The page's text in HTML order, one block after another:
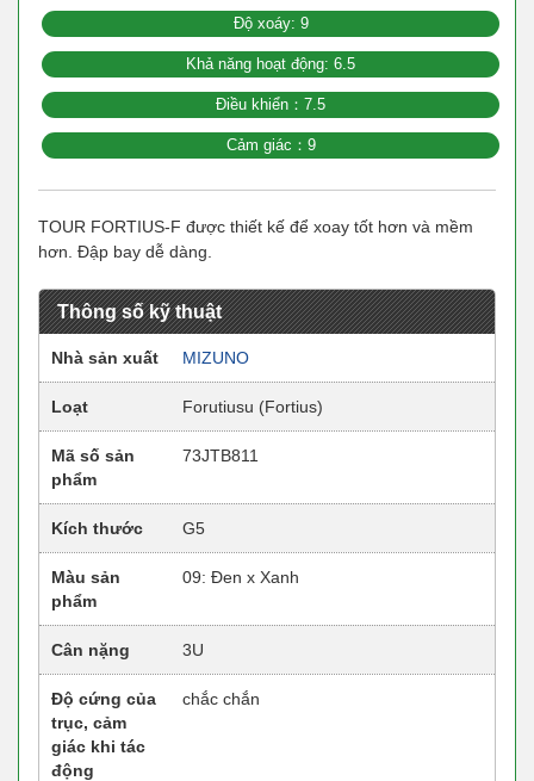
Độ xoáy: 9
Khả năng hoạt động: 6.5
Điều khiển：7.5
Cảm giác：9
TOUR FORTIUS-F được thiết kế để xoay tốt hơn và mềm
hơn. Đập bay dễ dàng.
Thông số kỹ thuật
Nhà sản xuất MIZUNO
Loạt Forutiusu (Fortius)
Mã số sản
phẩm
73JTB811
Kích thước G5
Màu sản
phẩm
09: Đen x Xanh
Cân nặng 3U
Độ cứng của
trục, cảm
giác khi tác
động
chắc chắn